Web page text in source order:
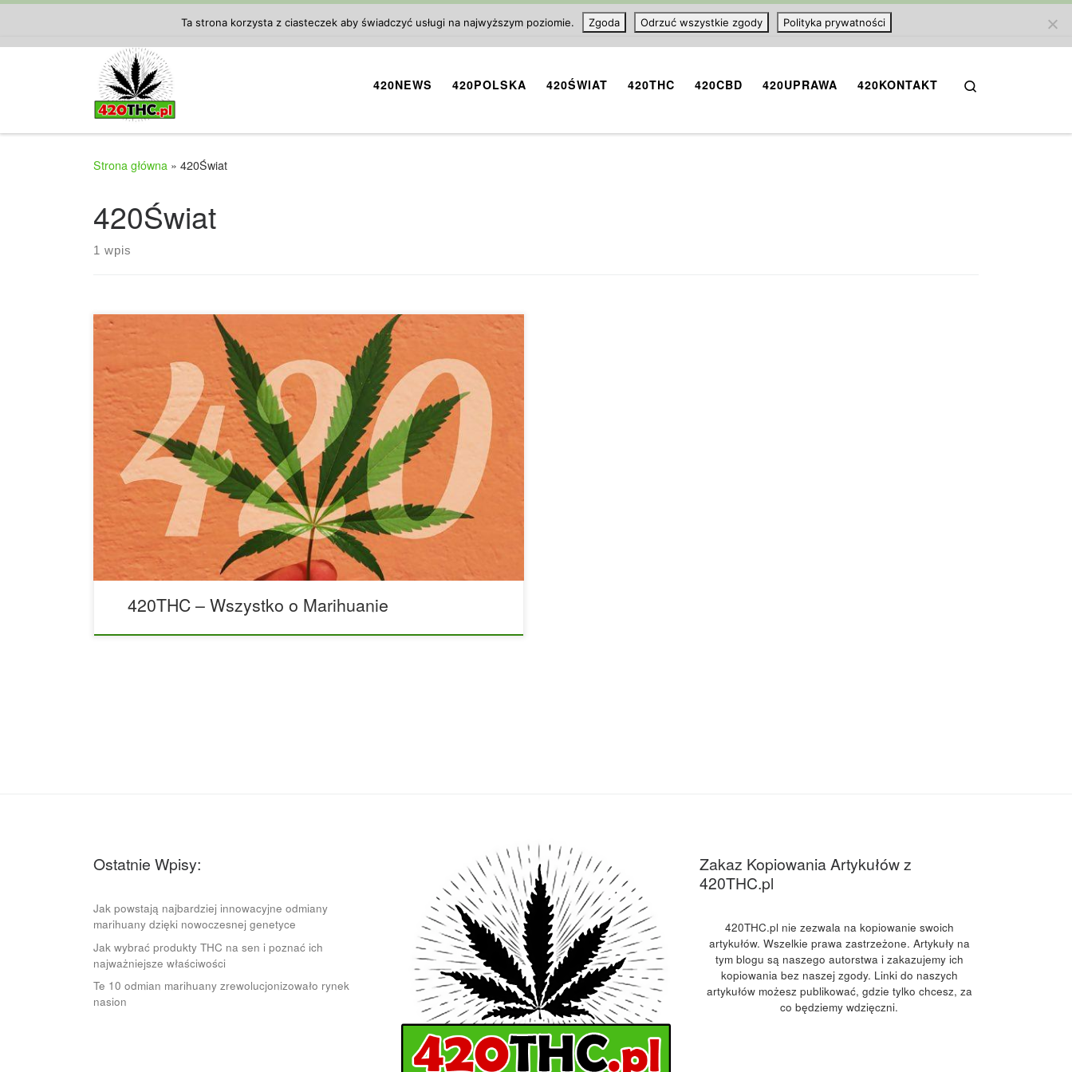
420NEWS 420POLSKA 420ŚWIAT 420THC 420CBD 420UPRAWA 420KONTAKT
Strona główna » 420Świat
420Świat
1 wpis
Startujemy z naszym blogiem 420THC.pl, czyli znajdziesz tutaj wszystko o
marihuanie, konopiach indyjskich, cannabis. Newsy z Polski i świata. Również
masę informacji o uprawie marihuany, jak ją uprawiać. Portal przeznaczony dla
społeczności konopnej. Zapraszamy do czytania!
420THC – Wszystko o Marihuanie
Ostatnie Wpisy:
Jak powstają najbardziej innowacyjne odmiany
marihuany dzięki nowoczesnej genetyce
Jak wybrać produkty THC na sen i poznać ich
najważniejsze właściwości
Te 10 odmian marihuany zrewolucjonizowało rynek
nasion
Zakaz Kopiowania Artykułów z
420THC.pl
420THC.pl nie zezwala na kopiowanie swoich
artykułów. Wszelkie prawa zastrzeżone. Artykuły na
tym blogu są naszego autorstwa i zakazujemy ich
kopiowania bez naszej zgody. Linki do naszych
artykułów możesz publikować, gdzie tylko chcesz, za
co będziemy wdzięczni.
Ta strona korzysta z ciasteczek aby świadczyć usługi na najwyższym poziomie. Zgoda Odrzuć wszystkie zgody Polityka prywatności